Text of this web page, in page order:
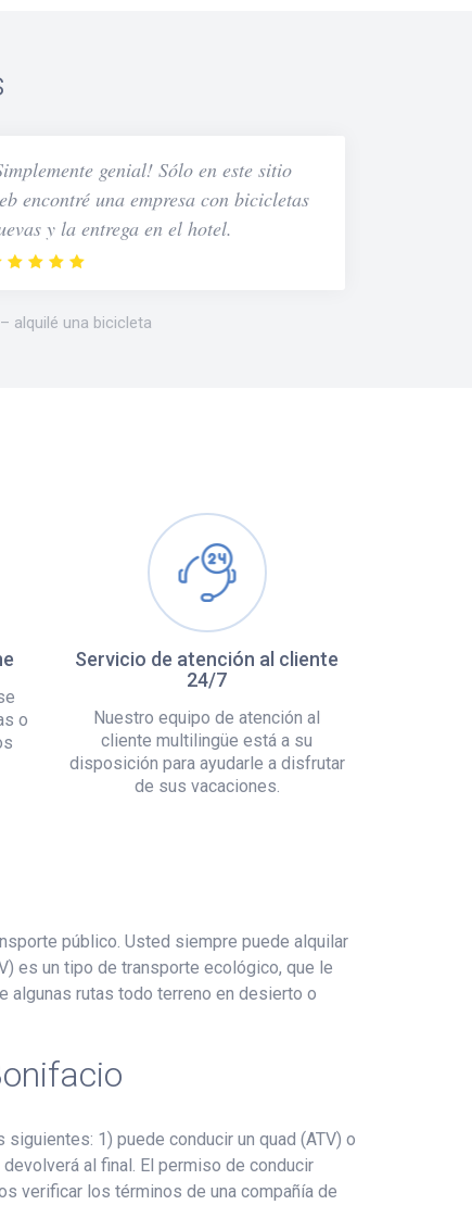
genial! Sólo en este sitio
encontré una empresa con bicicletas
y la entrega en el hotel.
alquilé una bicicleta
o
Servicio de atención al cliente
24/7
Nuestro equipo de atención al
cliente multilingüe está a su
disposición para ayudarle a disfrutar
de sus vacaciones.
público. Usted siempre puede alquilar
es un tipo de transporte ecológico, que le
rutas todo terreno en desierto o
1) puede conducir un quad (ATV) o
al final. El permiso de conducir
verificar los términos de una compañía de